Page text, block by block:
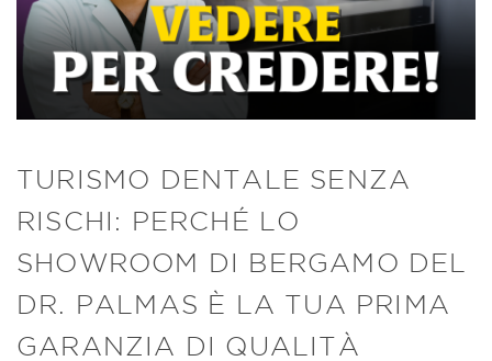
TURISMO DENTALE SENZA
RISCHI: PERCHÉ LO
SHOWROOM DI BERGAMO DEL
DR. PALMAS È LA TUA PRIMA
GARANZIA DI QUALITÀ